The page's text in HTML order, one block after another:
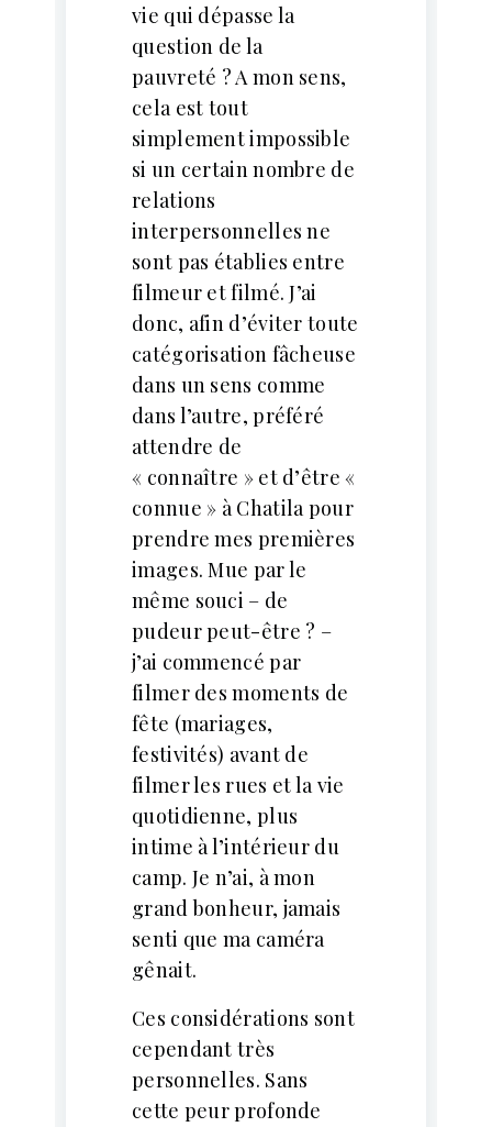
vie qui dépasse la
question de la
pauvreté ? A mon sens,
cela est tout
simplement impossible
si un certain nombre de
relations
interpersonnelles ne
sont pas établies entre
filmeur et filmé. J’ai
donc, afin d’éviter toute
catégorisation fâcheuse
dans un sens comme
dans l’autre, préféré
attendre de
« connaître » et d’être «
connue » à Chatila pour
prendre mes premières
images. Mue par le
même souci – de
pudeur peut-être ? –
j’ai commencé par
filmer des moments de
fête (mariages,
festivités) avant de
filmer les rues et la vie
quotidienne, plus
intime à l’intérieur du
camp. Je n’ai, à mon
grand bonheur, jamais
senti que ma caméra
gênait.
Ces considérations sont
cependant très
personnelles. Sans
cette peur profonde